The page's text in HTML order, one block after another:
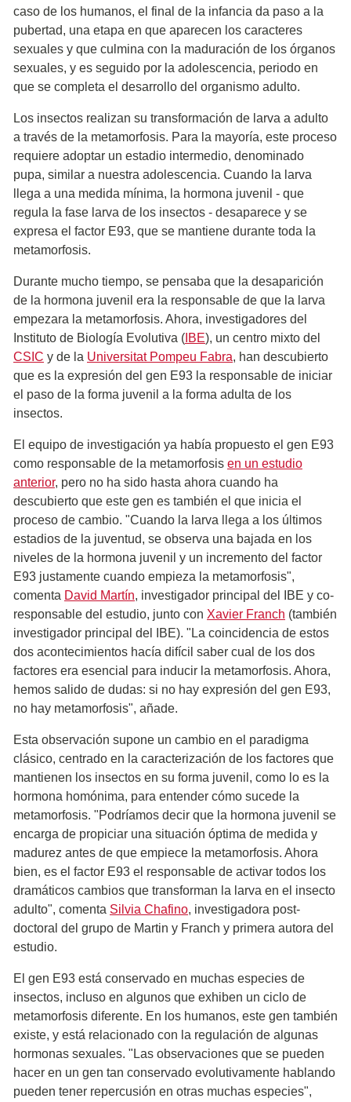
caso de los humanos, el final de la infancia da paso a la
pubertad, una etapa en que aparecen los caracteres
sexuales y que culmina con la maduración de los órganos
sexuales, y es seguido por la adolescencia, periodo en
que se completa el desarrollo del organismo adulto.
Los insectos realizan su transformación de larva a adulto
a través de la metamorfosis. Para la mayoría, este proceso
requiere adoptar un estadio intermedio, denominado
pupa, similar a nuestra adolescencia. Cuando la larva
llega a una medida mínima, la hormona juvenil - que
regula la fase larva de los insectos - desaparece y se
expresa el factor E93, que se mantiene durante toda la
metamorfosis.
Durante mucho tiempo, se pensaba que la desaparición
de la hormona juvenil era la responsable de que la larva
empezara la metamorfosis. Ahora, investigadores del
Instituto de Biología Evolutiva ( IBE), un centro mixto del
CSIC y de la Universitat Pompeu Fabra, han descubierto
que es la expresión del gen E93 la responsable de iniciar
el paso de la forma juvenil a la forma adulta de los
insectos.
El equipo de investigación ya había propuesto el gen E93
como responsable de la metamorfosis en un estudio
anterior, pero no ha sido hasta ahora cuando ha
descubierto que este gen es también el que inicia el
proceso de cambio. "Cuando la larva llega a los últimos
estadios de la juventud, se observa una bajada en los
niveles de la hormona juvenil y un incremento del factor
E93 justamente cuando empieza la metamorfosis",
comenta David Martín, investigador principal del IBE y co-
responsable del estudio, junto con Xavier Franch (también
investigador principal del IBE). "La coincidencia de estos
dos acontecimientos hacía difícil saber cual de los dos
factores era esencial para inducir la metamorfosis. Ahora,
hemos salido de dudas: si no hay expresión del gen E93,
no hay metamorfosis", añade.
Esta observación supone un cambio en el paradigma
clásico, centrado en la caracterización de los factores que
mantienen los insectos en su forma juvenil, como lo es la
hormona homónima, para entender cómo sucede la
metamorfosis. "Podríamos decir que la hormona juvenil se
encarga de propiciar una situación óptima de medida y
madurez antes de que empiece la metamorfosis. Ahora
bien, es el factor E93 el responsable de activar todos los
dramáticos cambios que transforman la larva en el insecto
adulto", comenta Silvia Chafino, investigadora post-
doctoral del grupo de Martin y Franch y primera autora del
estudio.
El gen E93 está conservado en muchas especies de
insectos, incluso en algunos que exhiben un ciclo de
metamorfosis diferente. En los humanos, este gen también
existe, y está relacionado con la regulación de algunas
hormonas sexuales. "Las observaciones que se pueden
hacer en un gen tan conservado evolutivamente hablando
pueden tener repercusión en otras muchas especies",